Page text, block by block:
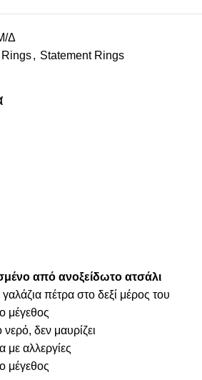
Δ
Rings, Statement Rings
από ανοξείδωτο ατσάλι
πέτρα στο δεξί μέρος του
μέγεθος
δεν μαυρίζει
με αλλεργίες
μέγεθος